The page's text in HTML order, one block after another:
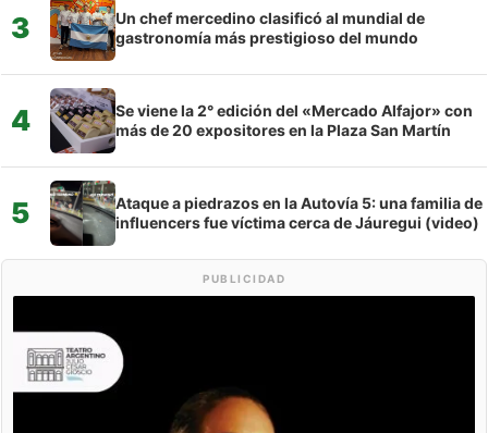
3
Un chef mercedino clasificó al mundial de
gastronomía más prestigioso del mundo
4
Se viene la 2° edición del «Mercado Alfajor» con
más de 20 expositores en la Plaza San Martín
5
Ataque a piedrazos en la Autovía 5: una familia de
influencers fue víctima cerca de Jáuregui (video)
PUBLICIDAD